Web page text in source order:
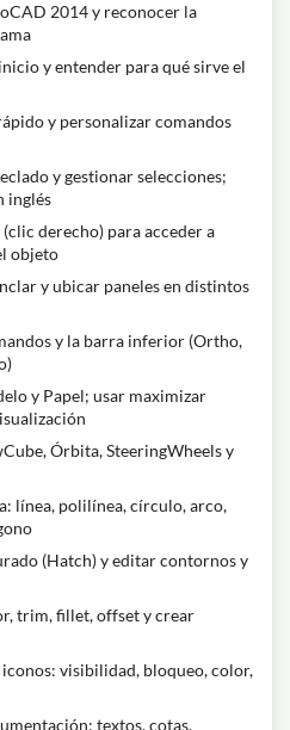
2014 y reconocer la
y entender para qué sirve el
y personalizar comandos
y gestionar selecciones;
inglés
derecho) para acceder a
objeto
y ubicar paneles en distintos
y la barra inferior (Ortho,
y Papel; usar maximizar
Órbita, SteeringWheels y
línea, polilínea, círculo, arco,
(Hatch) y editar contornos y
trim, fillet, offset y crear
iconos: visibilidad, bloqueo, color,
textos, cotas,